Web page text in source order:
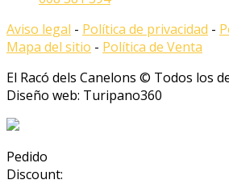
Aviso legal - Política de privacidad -
Mapa del sitio - Política de Venta
El Racó dels Canelons © Todos los
Diseño web: Turipano360
Pedido
Discount: